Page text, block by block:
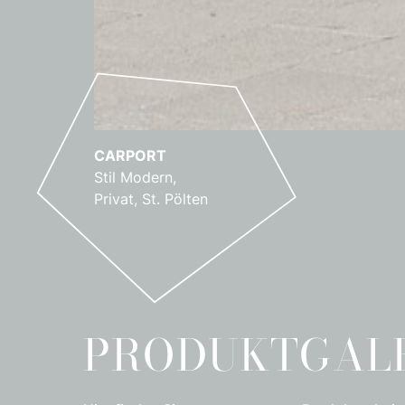
HOLZFASSADE
GELÄNDER
CARPORT
Stil Modern,
Privat, St. Pölten
HANDLAUF
PERGOLA
HOLZFASSADE
GELÄNDER